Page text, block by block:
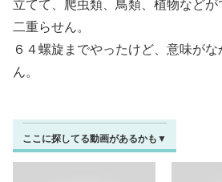
立てて、爬虫類、鳥類、植物など
二重らせん。
６４螺旋までやったけど、意味が
ん。
ここに探してる動画があるかも▼